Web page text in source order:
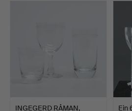
INGEGERD RÅMAN,
Ein